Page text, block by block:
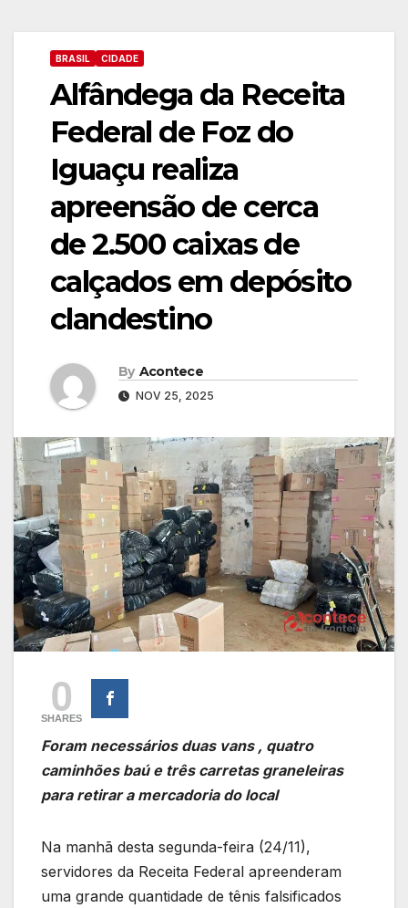
BRASIL CIDADE
Alfândega da Receita
Federal de Foz do
Iguaçu realiza
apreensão de cerca
de 2.500 caixas de
calçados em depósito
clandestino
By Acontece
NOV 25, 2025
0
SHARES
Foram necessários duas vans , quatro
caminhões baú e três carretas graneleiras
para retirar a mercadoria do local
Na manhã desta segunda-feira (24/11),
servidores da Receita Federal apreenderam
uma grande quantidade de tênis falsificados